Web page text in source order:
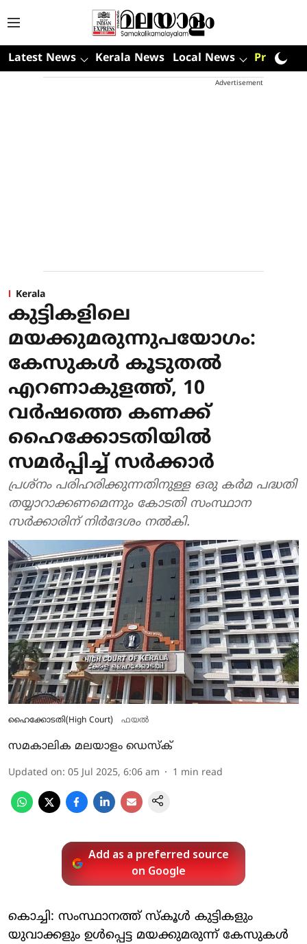
Latest News Kerala News Local News Premium
Advertisement
Kerala
കുട്ടികളിലെ
മയക്കുമരുന്നുപയോഗം:
കേസുകള്‍ കൂടുതല്‍
എറണാകുളത്ത്, 10
വര്‍ഷത്തെ കണക്ക്
ഹൈക്കോടതിയില്‍
സമര്‍പ്പിച്ച് സര്‍ക്കാര്‍
പ്രശ്‌നം പരിഹരിക്കുന്നതിനുള്ള ഒരു കര്‍മ പദ്ധതി
തയ്യാറാക്കണമെന്നും കോടതി സംസ്ഥാന
സര്‍ക്കാരിന് നിര്‍ദേശം നല്‍കി.
ഹൈക്കോടതി(High Court) ഫയൽ
സമകാലിക മലയാളം ഡെസ്ക്
Updated on: 05 Jul 2025, 6:06 am 1 min read
Add as a preferred source
on Google
കൊച്ചി: സംസ്ഥാനത്ത് സ്‌കൂള്‍ കുട്ടികളും
യുവാക്കളും ഉള്‍പ്പെട്ട മയക്കുമരുന്ന് കേസുകള്‍